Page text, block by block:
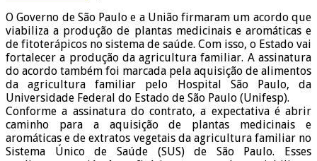
O Governo de São Paulo e a União firmaram um acordo que
viabiliza a produção de plantas medicinais e aromáticas e
de fitoterápicos no sistema de saúde. Com isso, o Estado vai
fortalecer a produção da agricultura familiar. A assinatura
do acordo também foi marcada pela aquisição de alimentos
da agricultura familiar pelo Hospital São Paulo, da
Universidade Federal do Estado de São Paulo (Unifesp).
Conforme a assinatura do contrato, a expectativa é abrir
caminho para a aquisição de plantas medicinais e
aromáticas e de extratos vegetais da agricultura familiar no
Sistema Único de Saúde (SUS) de São Paulo. Esses